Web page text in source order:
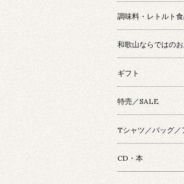
調味料・レトルト
和歌山ならではの
ギフト
特売／SALE
Tシャツ／バッグ／
CD・本